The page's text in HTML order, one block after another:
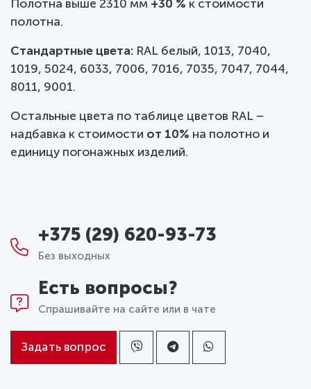
Полотна выше 2310 мм +30 % к стоимости
полотна.
Стандартные цвета: RAL белый, 1013, 7040,
1019, 5024, 6033, 7006, 7016, 7035, 7047, 7044,
8011, 9001.
Остальные цвета по таблице цветов RAL –
надбавка к стоимости от 10% на полотно и
единицу погонажных изделий.
+375 (29) 620-93-73
Без выходных
Есть вопросы?
Спрашивайте на сайте или в чате
Задать вопрос